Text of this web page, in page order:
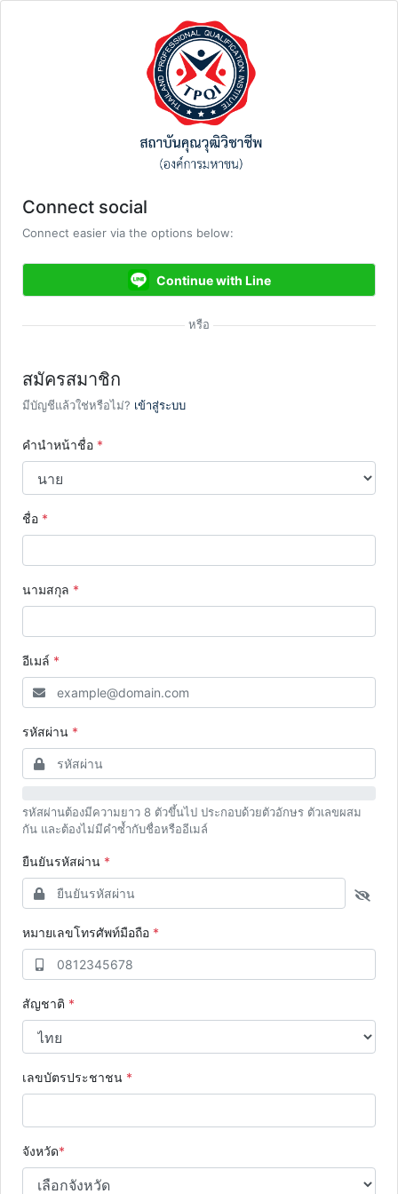
Connect social
Connect easier via the options below:
Continue with Line
สมัครสมาชิก
มีบัญชีแล้วใช่หรือไม่? เข้าสู่ระบบ
คำนำหน้าชื่อ *
ชื่อ *
นามสกุล *
อีเมล์ *
รหัสผ่าน *
ยืนยันรหัสผ่าน *
รหัสผ่านต้องมีความยาว 8 ตัวขึ้นไป ประกอบด้วยตัวอักษร ตัวเลขผสม
กัน และต้องไม่มีคำซ้ำกับชื่อหรืออีเมล์
หมายเลขโทรศัพท์มือถือ *
สัญชาติ *
เลขบัตรประชาชน *
จังหวัด*